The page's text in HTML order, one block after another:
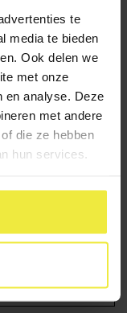
te
media te bieden
Ook delen we
met onze
en analyse. Deze
met andere
die ze hebben
hun services.
naar huis